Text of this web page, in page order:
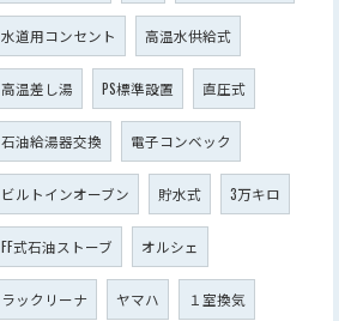
水道用コンセント 高温水供給式
高温差し湯 PS標準設置 直圧式
石油給湯器交換 電子コンベック
ビルトインオーブン 貯水式 3万キロ
FF式石油ストーブ オルシェ
ラックリーナ ヤマハ １室換気